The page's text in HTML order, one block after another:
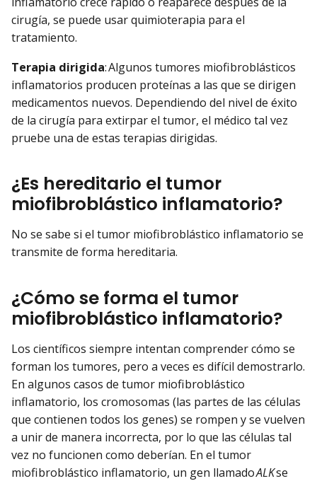
cirugía, se puede usar quimioterapia para el
tratamiento.
Terapia dirigida: Algunos tumores miofibroblásticos
inflamatorios producen proteínas a las que se dirigen
medicamentos nuevos. Dependiendo del nivel de éxito
de la cirugía para extirpar el tumor, el médico tal vez
pruebe una de estas terapias dirigidas.
¿Es hereditario el tumor
miofibroblástico inflamatorio?
No se sabe si el tumor miofibroblástico inflamatorio se
transmite de forma hereditaria.
¿Cómo se forma el tumor
miofibroblástico inflamatorio?
Los científicos siempre intentan comprender cómo se
forman los tumores, pero a veces es difícil demostrarlo.
En algunos casos de tumor miofibroblástico
inflamatorio, los cromosomas (las partes de las células
que contienen todos los genes) se rompen y se vuelven
a unir de manera incorrecta, por lo que las células tal
vez no funcionen como deberían. En el tumor
miofibroblástico inflamatorio, un gen llamadoALKse